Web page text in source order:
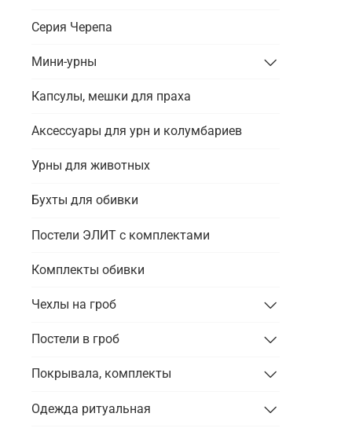
Серия Черепа
Мини-урны
Капсулы, мешки для праха
Аксессуары для урн и колумбариев
Урны для животных
Бухты для обивки
Постели ЭЛИТ с комплектами
Комплекты обивки
Чехлы на гроб
Постели в гроб
Покрывала, комплекты
Одежда ритуальная